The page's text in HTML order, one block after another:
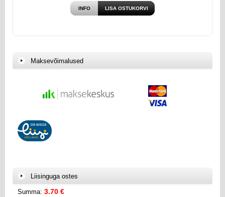
INFO LISA OSTUKORVI
Maksevõimalused
Liisinguga ostes
Summa: 3.70 €